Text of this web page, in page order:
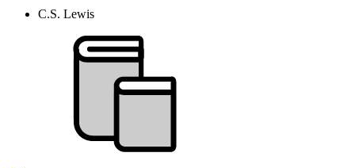
C.S. Lewis